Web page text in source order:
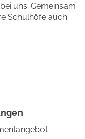
uns. Gemeinsam
Schulhöfe auch